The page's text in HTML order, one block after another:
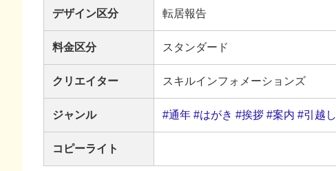
デザイン区分 転居報告
料金区分 スタンダード
クリエイター スキルインフォメーションズ
ジャンル #通年 #はがき #挨拶 #案内 #引越し
コピーライト